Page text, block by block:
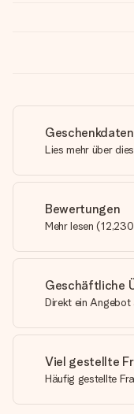
Geschenkdaten
Lies mehr über
Bewertungen
Mehr lesen (12,230
Geschäftliche
Direkt ein Angebot
Viel gestellte
Häufig gestellte